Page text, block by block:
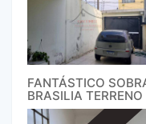
FANTÁSTICO
BRASILIA